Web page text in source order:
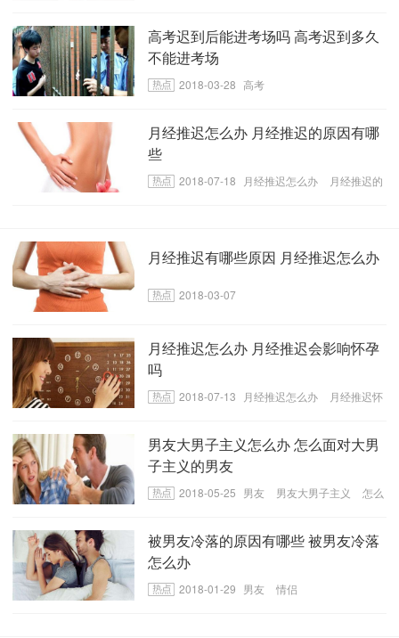
高考迟到后能进考场吗 高考迟到多久
不能进考场
2018-03-28 高考
月经推迟怎么办 月经推迟的原因有哪
些
2018-07-18 月经推迟怎么办
月经推迟的
月经推迟有哪些原因 月经推迟怎么办
2018-03-07
月经推迟怎么办 月经推迟会影响怀孕
吗
2018-07-13 月经推迟怎么办
月经推迟怀
男友大男子主义怎么办 怎么面对大男
子主义的男友
2018-05-25 男友 男友大男子主义
怎么
被男友冷落的原因有哪些 被男友冷落
怎么办
2018-01-29 男友 情侣